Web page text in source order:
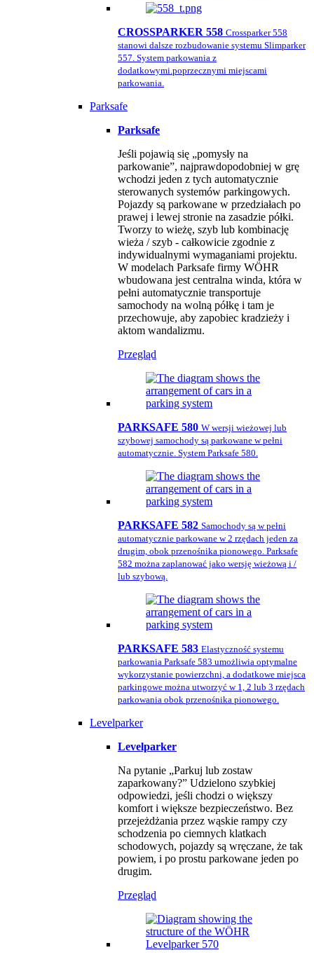
CROSSPARKER 558 Crossparker 558
stanowi dalsze rozbudowanie systemu Slimparker
557. System parkowania z
dodatkowymi.poprzecznymi miejscami
parkowania.
Parksafe
Parksafe
Jeśli pojawią się „pomysły na
parkowanie”, najprawdopodobniej w grę
wchodzi jeden z tych automatycznie
sterowanych systemów parkingowych.
Pojazdy są parkowane w przedziałach po
prawej i lewej stronie na zasadzie półki.
Tworzy to wieżę, szyb lub kombinację
wieża / szyb - całkowicie zgodnie z
indywidualnymi wymaganiami projektu.
W modelach Parksafe firmy WÖHR
wbudowana jest centralna winda, która w
pełni automatycznie transportuje
samochody na wolną półkę i tam je
przechowuje, aby zapobiec kradzieży i
aktom wandalizmu.
Przegląd
PARKSAFE 580 W wersji wieżowej lub
szybowej samochody są parkowane w pełni
automatycznie. System Parksafe 580.
PARKSAFE 582 Samochody są w pełni
automatycznie parkowane w 2 rzędach jeden za
drugim, obok przenośnika pionowego. Parksafe
582 można zaplanować jako wersję wieżową i /
lub szybową.
PARKSAFE 583 Elastyczność systemu
parkowania Parksafe 583 umożliwia optymalne
wykorzystanie powierzchni, a dodatkowe miejsca
parkingowe można utworzyć w 1, 2 lub 3 rzędach
parkowania obok przenośnika pionowego.
Levelparker
Levelparker
Na pytanie „Parkuj lub zostaw
zaparkowany?” Udzielono szybkiej
odpowiedzi, jeśli chodzi o większy
komfort i większe bezpieczeństwo. Bez
przejeżdżania przez wąskie rampy czy
schodzenia po ciemnych klatkach
schodowych, pojazdy są wręczane, że tak
powiem, i po prostu parkowane jeden po
drugim.
Przegląd